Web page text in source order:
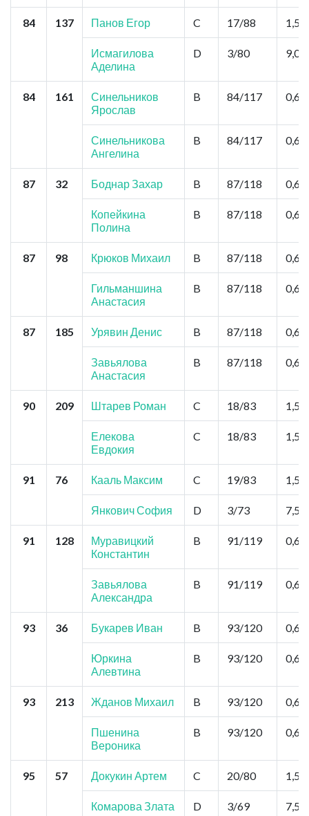
84 137 Панов Егор C 17/88 1,5
Исмагилова
Аделина
D 3/80 9,0
84 161
Синельников
Ярослав
B 84/117 0,6
Синельникова
Ангелина
B 84/117 0,6
87 32 Боднар Захар B 87/118 0,6
Копейкина
Полина
B 87/118 0,6
87 98 Крюков Михаил B 87/118 0,6
Гильманшина
Анастасия
B 87/118 0,6
87 185 Урявин Денис B 87/118 0,6
Завьялова
Анастасия
B 87/118 0,6
90 209 Штарев Роман C 18/83 1,5
Елекова
Евдокия
C 18/83 1,5
91 76 Кааль Максим C 19/83 1,5
Янкович София D 3/73 7,5
91 128
Муравицкий
Константин
B 91/119 0,6
Завьялова
Александра
B 91/119 0,6
93 36 Букарев Иван B 93/120 0,6
Юркина
Алевтина
B 93/120 0,6
93 213 Жданов Михаил B 93/120 0,6
Пшенина
Вероника
B 93/120 0,6
95 57 Докукин Артем C 20/80 1,5
Комарова Злата D 3/69 7,5